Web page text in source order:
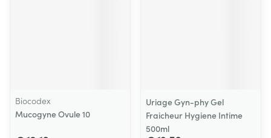
Biocodex
Mucogyne Ovule 10
Uriage Gyn-phy Gel
Fraicheur Hygiene Intime
500ml